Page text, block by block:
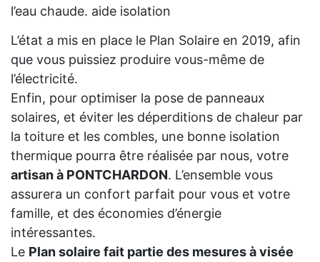
l’eau chaude. aide isolation
L’état a mis en place le Plan Solaire en 2019, afin
que vous puissiez produire vous-même de
l’électricité.
Enfin, pour optimiser la pose de panneaux
solaires, et éviter les déperditions de chaleur par
la toiture et les combles, une bonne isolation
thermique pourra être réalisée par nous, votre
artisan à PONTCHARDON. L’ensemble vous
assurera un confort parfait pour vous et votre
famille, et des économies d’énergie
intéressantes.
Le Plan solaire fait partie des mesures à visée